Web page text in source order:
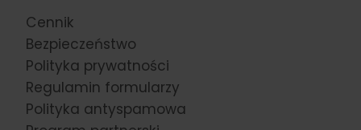
Cennik
Bezpieczeństwo
Polityka prywatności
Regulamin formularzy
Polityka antyspamowa